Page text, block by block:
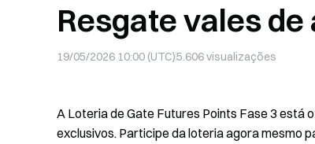
Resgate vales
19/05/2026 10:00 (UTC)5.606visualizações
A Loteria de Gate Futures Points Fase 3 está
exclusivos. Participe da loteria agora mesmo